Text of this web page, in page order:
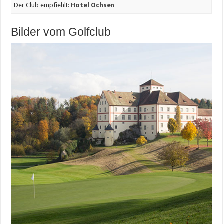
Der Club empfiehlt: Hotel Ochsen
Bilder vom Golfclub